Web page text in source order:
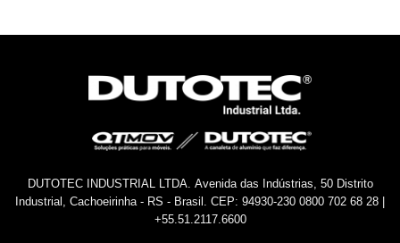
DUTOTEC INDUSTRIAL LTDA. Avenida das Indústrias, 50 Distrito
Industrial, Cachoeirinha - RS - Brasil. CEP: 94930-230 0800 702 68 28 |
+55.51.2117.6600